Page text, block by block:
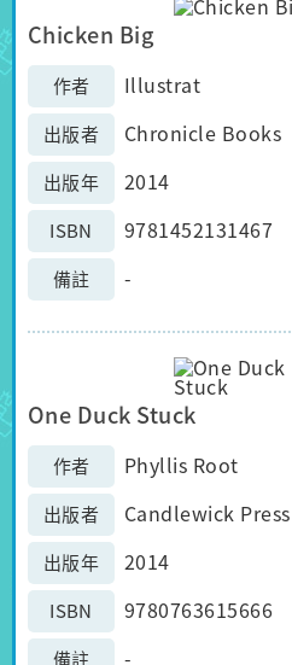
Chicken Big
作者 Illustrat
出版者 Chronicle Books
出版年 2014
ISBN 9781452131467
備註 -
One Duck Stuck
作者 Phyllis Root
出版者 Candlewick Press
出版年 2014
ISBN 9780763615666
備註 -